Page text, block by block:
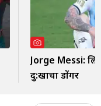
Jorge Messi:
दु:खाचा डोंगर